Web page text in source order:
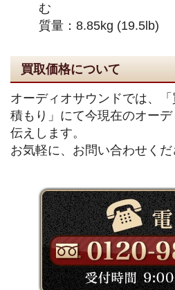
む
質量：8.85kg (19.5lb)
買取価格について
オーディオサウンドでは、
積もり」にて今現在のオー
伝えします。
お気軽に、お問い合わせくだ